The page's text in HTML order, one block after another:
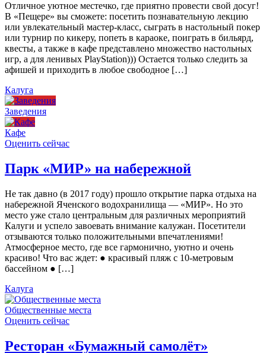
Отличное уютное местечко, где приятно провести свой досуг!
В «Пещере» вы сможете: посетить познавательную лекцию
или увлекательный мастер-класс, сыграть в настольный покер
или турнир по кикеру, попеть в караоке, поиграть в бильярд,
квесты, а также в кафе представлено множество настольных
игр, а для ленивых PlayStation))) Остается только следить за
афишей и приходить в любое свободное […]
Калуга
Заведения
Кафе
Оценить сейчас
Парк «МИР» на набережной
Не так давно (в 2017 году) прошло открытие парка отдыха на
набережной Яченского водохранилища — «МИР». Но это
место уже стало центральным для различных мероприятий
Калуги и успело завоевать внимание калужан. Посетители
отзываются только положительными впечатлениями!
Атмосферное место, где все гармонично, уютно и очень
красиво! Что вас ждет: ● красивый пляж с 10-метровым
бассейном ● […]
Калуга
Общественные места
Оценить сейчас
Ресторан «Бумажный самолёт»